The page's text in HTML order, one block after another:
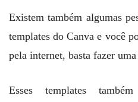
Existem também algumas
templates do Canva e você
pela internet, basta fazer
Esses templates